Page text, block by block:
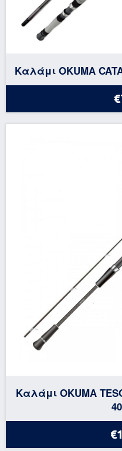
Καλάμι OKUMA
Καλάμι OKUMA